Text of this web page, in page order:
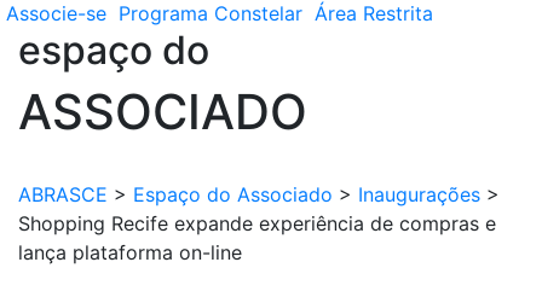
Associe-se Programa Constelar Área Restrita
espaço do
ASSOCIADO
ABRASCE > Espaço do Associado > Inaugurações >
Shopping Recife expande experiência de compras e
lança plataforma on-line